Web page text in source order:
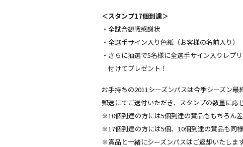
＜スタンプ17個到達＞
・全試合観戦感謝状
・全選手サイン入り色紙（お客様の名前入り）
・さらに抽選で5名様に全選手サイン入りレプ
付けてプレゼント！
お手持ちの2011シーズンパスは今季シーズン
郵送にてご送付いただき、スタンプの数量に応
※10個到達の方には5個到達の賞品ももちろん差
※17個到達の方には5個、10個到達の賞品も同様
※賞品と一緒にシーズンパスはご返却いたします